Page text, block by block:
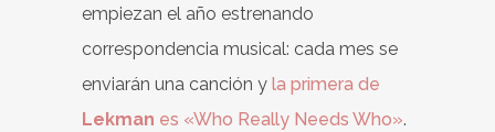
empiezan el año estrenando
correspondencia musical: cada mes se
enviarán una canción y la primera de
Lekman es «Who Really Needs Who».